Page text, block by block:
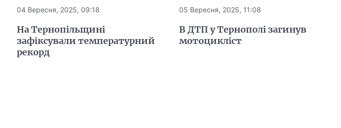
04 Вересня, 2025, 09:18
На Тернопільщині
зафіксували температурний
рекорд
05 Вересня, 2025, 11:08
В ДТП у Тернополі загинув
мотоцикліст